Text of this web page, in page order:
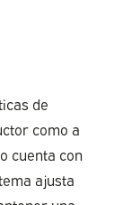
de
como a
cuenta con
ajusta